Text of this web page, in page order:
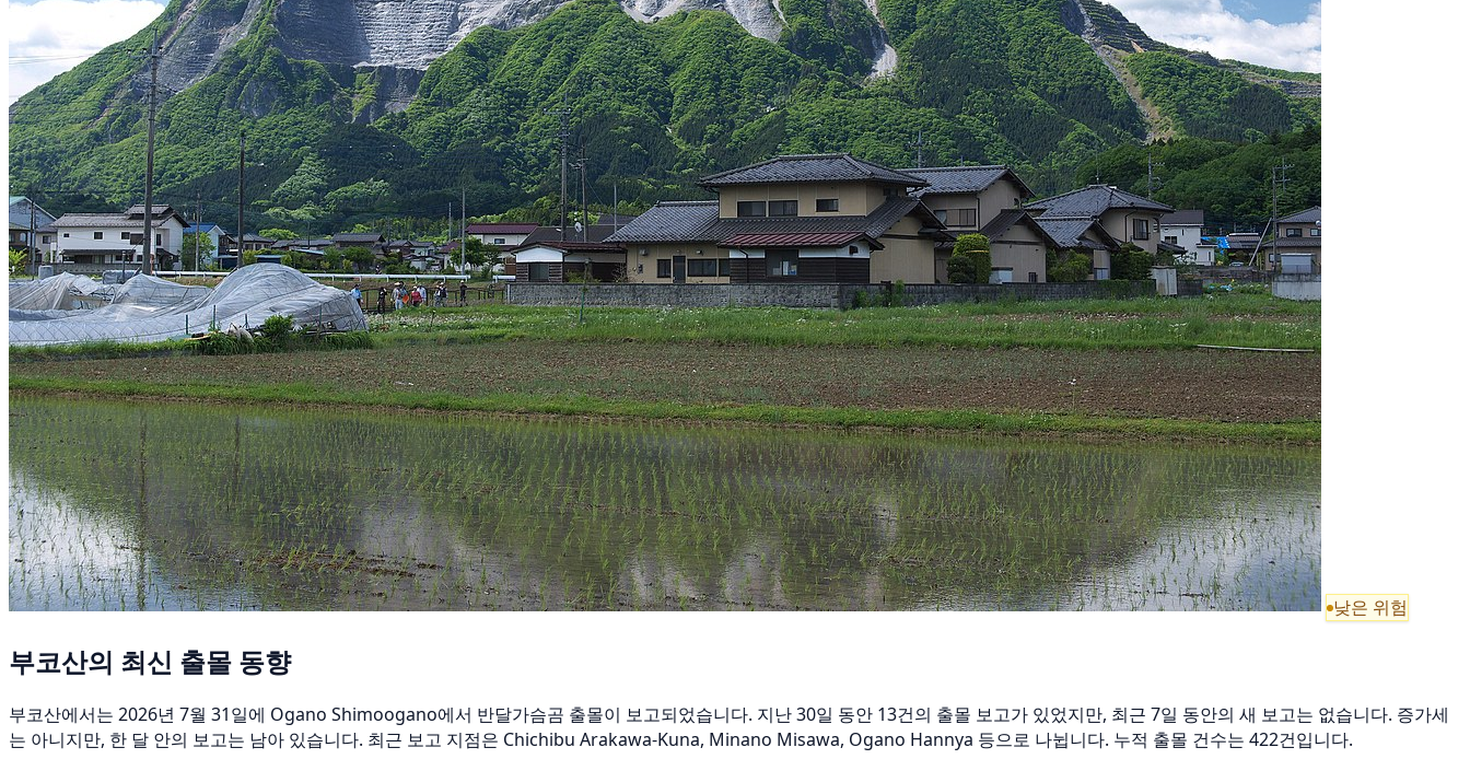
낮은 위험
부코산의 최신 출몰 동향
부코산에서는 2026년 7월 31일에 Ogano Shimoogano에서 반달가슴곰 출몰이 보고되었습니다. 지난 30일 동안 13건의 출몰 보고가 있었지만, 최근 7일 동안의 새 보고는 없습니다. 증가세
는 아니지만, 한 달 안의 보고는 남아 있습니다. 최근 보고 지점은 Chichibu Arakawa-Kuna, Minano Misawa, Ogano Hannya 등으로 나뉩니다. 누적 출몰 건수는 422건입니다.